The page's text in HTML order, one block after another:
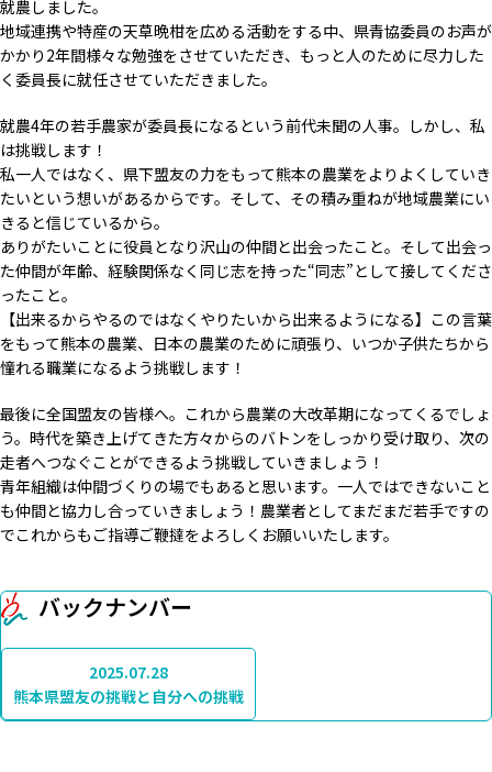
就農しました。
地域連携や特産の天草晩柑を広める活動をする中、県青協委員のお声が
かかり2年間様々な勉強をさせていただき、もっと人のために尽力した
く委員長に就任させていただきました。
就農4年の若手農家が委員長になるという前代未聞の人事。しかし、私
は挑戦します！
私一人ではなく、県下盟友の力をもって熊本の農業をよりよくしていき
たいという想いがあるからです。そして、その積み重ねが地域農業にい
きると信じているから。
ありがたいことに役員となり沢山の仲間と出会ったこと。そして出会っ
た仲間が年齢、経験関係なく同じ志を持った“同志”として接してくださ
ったこと。
【出来るからやるのではなくやりたいから出来るようになる】この言葉
をもって熊本の農業、日本の農業のために頑張り、いつか子供たちから
憧れる職業になるよう挑戦します！
最後に全国盟友の皆様へ。これから農業の大改革期になってくるでしょ
う。時代を築き上げてきた方々からのバトンをしっかり受け取り、次の
走者へつなぐことができるよう挑戦していきましょう！
青年組織は仲間づくりの場でもあると思います。一人ではできないこと
も仲間と協力し合っていきましょう！農業者としてまだまだ若手ですの
でこれからもご指導ご鞭撻をよろしくお願いいたします。
バックナンバー
2025.07.28
熊本県盟友の挑戦と自分への挑戦